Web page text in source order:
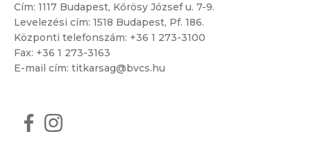
Cím: 1117 Budapest, Kőrösy József u. 7-9.
Levelezési cím: 1518 Budapest, Pf. 186.
Központi telefonszám: +36 1 273-3100
Fax: +36 1 273-3163
E-mail cím: titkarsag@bvcs.hu